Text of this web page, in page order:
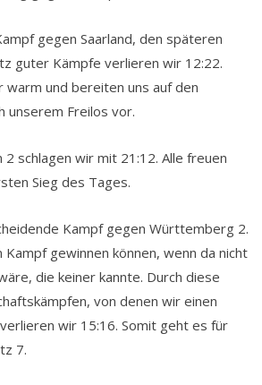
gegen Saarland, den späteren
guter Kämpfe verlieren wir 12:22.
warm und bereiten uns auf den
unserem Freilos vor.
2 schlagen wir mit 21:12. Alle freuen
Sieg des Tages.
Kampf gegen Württemberg 2.
gewinnen können, wenn da nicht
die keiner kannte. Durch diese
von denen wir einen
wir 15:16. Somit geht es für
7.